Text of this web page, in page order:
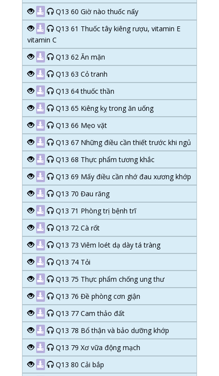
Q13 60 Giờ nào thuốc nấy
Q13 61 Thuốc tây kiêng rượu, vitamin E
vitamin C
Q13 62 Ăn mặn
Q13 63 Cỏ tranh
Q13 64 thuốc thần
Q13 65 Kiêng kỵ trong ăn uống
Q13 66 Mẹo vặt
Q13 67 Những điều cần thiết trước khi ngủ
Q13 68 Thực phẩm tương khắc
Q13 69 Mấy điều cần nhớ đau xương khớp
Q13 70 Đau răng
Q13 71 Phòng trị bệnh trĩ
Q13 72 Cà rốt
Q13 73 Viêm loét dạ dày tá tràng
Q13 74 Tỏi
Q13 75 Thực phẩm chống ung thư
Q13 76 Đề phòng cơn giận
Q13 77 Cam thảo đất
Q13 78 Bổ thận và bảo dưỡng khớp
Q13 79 Xơ vữa động mạch
Q13 80 Cải bắp